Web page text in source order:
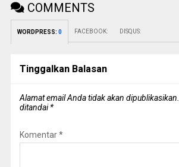
COMMENTS
WORDPRESS: 0 FACEBOOK: DISQUS:
Tinggalkan Balasan
Alamat email Anda tidak akan dipublikasikan.
ditandai*
Komentar*